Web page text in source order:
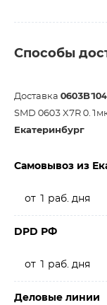
Способы
Доставка
SMD 0603 X7R
Екатеринбург
Самовывоз из
от 1 раб. дня
DPD РФ
от 1 раб. дня
Деловые линии